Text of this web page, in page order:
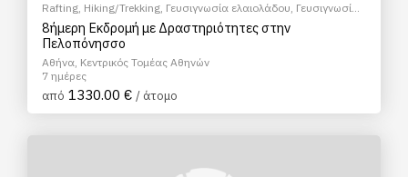
Rafting, Hiking/Trekking, Γευσιγνωσία ελαιολάδου, Γευσιγνωσία
κρασιού
Ξεναγήσεις/Αξιοθέατα
8ήμερη Εκδρομή με Δραστηριότητες στην
Πελοπόνησσο
Αθήνα, Κεντρικός Τομέας Αθηνών
7 ημέρες
από 1330.00 € / άτομο